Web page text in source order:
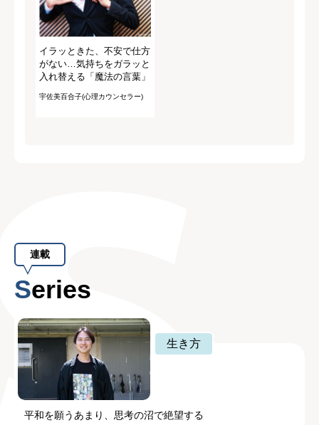
イラッときた、不安で仕方
がない…気持ちをガラッと
入れ替える「魔法の言葉」
宇佐美百合子(心理カウンセラー)
連載
Series
生き方
平和を願うあまり、思考の沼で絶望する